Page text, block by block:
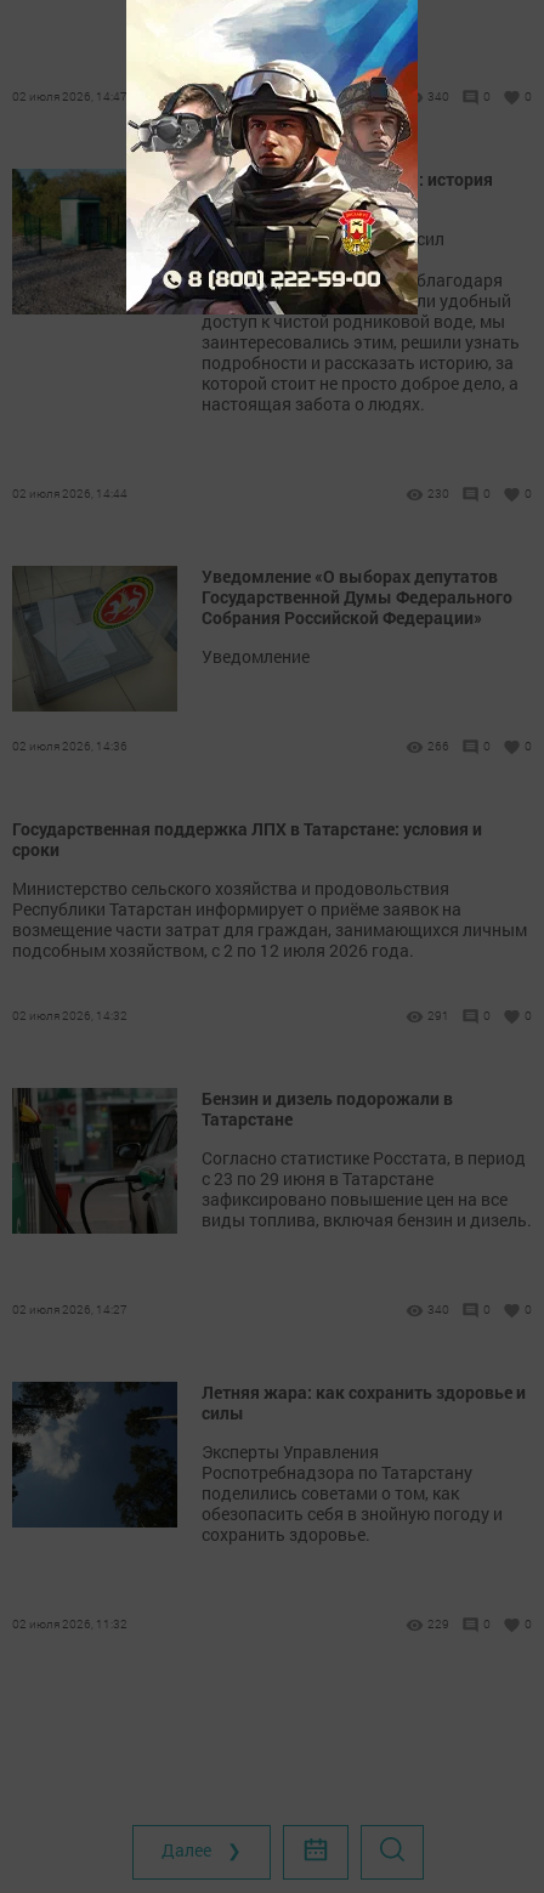
движения.
02 июля 2026, 14:47 340 0 0
Родниковая вода для села: история
одного благородного дела
Когда наш читатель попросил
упомянуть в газете Айнура
Хуснутдинова – человека, благодаря
которому сельчане получили удобный
доступ к чистой родниковой воде, мы
заинтересовались этим, решили узнать
подробности и рассказать историю, за
которой стоит не просто доброе дело, а
настоящая забота о людях.
02 июля 2026, 14:44 230 0 0
Уведомление «О выборах депутатов
Государственной Думы Федерального
Собрания Российской Федерации»
Уведомление
02 июля 2026, 14:36 266 0 0
Государственная поддержка ЛПХ в Татарстане: условия и
сроки
Министерство сельского хозяйства и продовольствия
Республики Татарстан информирует о приёме заявок на
возмещение части затрат для граждан, занимающихся личным
подсобным хозяйством, с 2 по 12 июля 2026 года.
02 июля 2026, 14:32 291 0 0
Бензин и дизель подорожали в
Татарстане
Согласно статистике Росстата, в период
с 23 по 29 июня в Татарстане
зафиксировано повышение цен на все
виды топлива, включая бензин и дизель.
02 июля 2026, 14:27 340 0 0
Летняя жара: как сохранить здоровье и
силы
Эксперты Управления
Роспотребнадзора по Татарстану
поделились советами о том, как
обезопасить себя в знойную погоду и
сохранить здоровье.
02 июля 2026, 11:32 229 0 0
Далее ❯